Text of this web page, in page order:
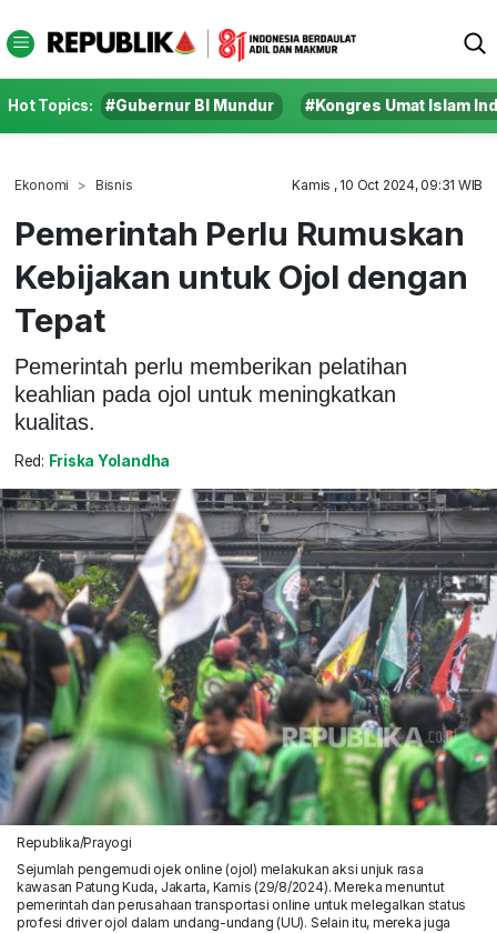
Hot Topics: #Gubernur BI Mundur #Kongres Umat Islam
Ekonomi Bisnis Kamis , 10 Oct 2024, 09:31 WIB
Pemerintah Perlu Rumuskan
Kebijakan untuk Ojol dengan
Tepat
Pemerintah perlu memberikan pelatihan
keahlian pada ojol untuk meningkatkan
kualitas.
Red: Friska Yolandha
Republika/Prayogi
Sejumlah pengemudi ojek online (ojol) melakukan aksi unjuk rasa
kawasan Patung Kuda, Jakarta, Kamis (29/8/2024). Mereka menuntut
pemerintah dan perusahaan transportasi online untuk melegalkan status
profesi driver ojol dalam undang-undang (UU). Selain itu, mereka juga